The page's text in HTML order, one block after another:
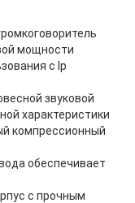
мощности
с Ip
звуковой
характеристики
компрессионный
обеспечивает
с прочным